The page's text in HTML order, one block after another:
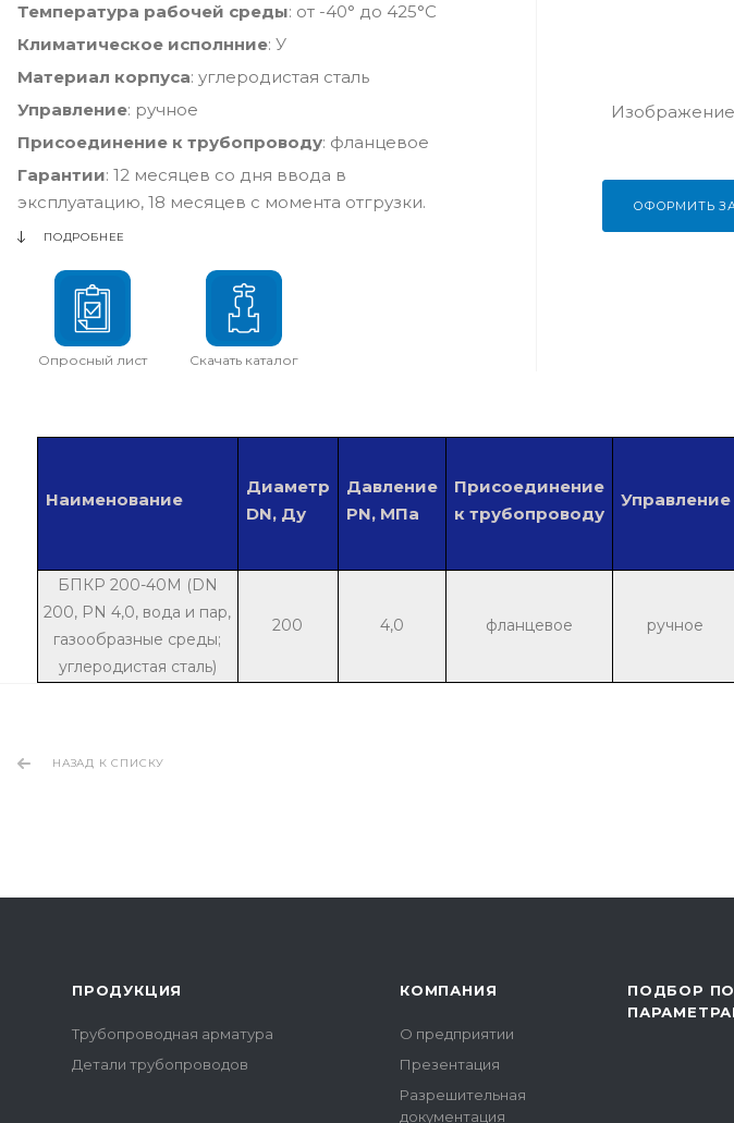
Температура рабочей среды: от -40° до 425°С
Климатическое исполнние: У
Материал корпуса: углеродистая сталь
Управление: ручное
Присоединение к трубопроводу: фланцевое
Гарантии: 12 месяцев со дня ввода в
эксплуатацию, 18 месяцев с момента отгрузки.
ПОДРОБНЕЕ
Опросный лист Скачать каталог
Изображение
ОФОРМИТЬ
Наименование
Диаметр
DN, Ду
Давление
PN, МПа
Присоединение
к трубопроводу
Управление
БПКР 200-40М (DN
200, PN 4,0, вода и пар,
газообразные среды;
углеродистая сталь)
200 4,0 фланцевое ручное
НАЗАД К СПИСКУ
ПРОДУКЦИЯ
Трубопроводная арматура
Детали трубопроводов
КОМПАНИЯ
О предприятии
Презентация
Разрешительная
документация
ПОДБОР ПО